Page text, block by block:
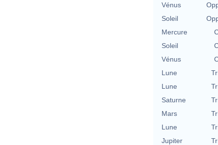
Vénus
Soleil
Mercure
Soleil
Vénus
Lune
Lune
Saturne
Mars
Lune
Jupiter